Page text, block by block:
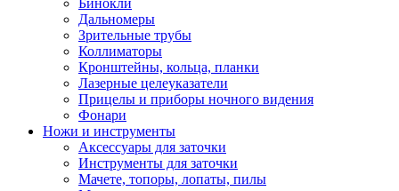
Бинокли
Дальномеры
Зрительные трубы
Коллиматоры
Кронштейны, кольца, планки
Лазерные целеуказатели
Прицелы и приборы ночного видения
Фонари
Ножи и инструменты
Аксессуары для заточки
Инструменты для заточки
Мачете, топоры, лопаты, пилы